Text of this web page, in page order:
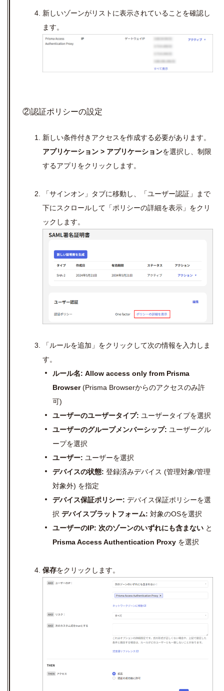
新しいゾーンがリストに表示されていることを確認し
ます。
②認証ポリシーの設定
新しい条件付きアクセスを作成する必要があります。
アプリケーション > アプリケーションを選択し、制限
するアプリをクリックします。
「サインオン」タブに移動し、「ユーザー認証」まで
下にスクロールして「ポリシーの詳細を表示」をクリ
ックします。
「ルールを追加」をクリックして次の情報を入力しま
す。
ルール名: Allow access only from Prisma
Browser(Prisma Browserからのアクセスのみ許
可)
ユーザーのユーザータイプ: ユーザータイプを選択
ユーザーの​グループメンバーシップ: ユーザーグル
ープを選択
ユーザー: ユーザーを選択
デバイスの状態: 登録済みデバイス (管理対象/管理
対象外) を指定
デバイス保証ポリシー: デバイス保証ポリシーを選
択 デバイスプラットフォーム: 対象のOSを選択
ユーザーのIP: 次のゾーンのいずれにも含まない と
Prisma Access Authentication Proxy を選択
保存をクリックします。